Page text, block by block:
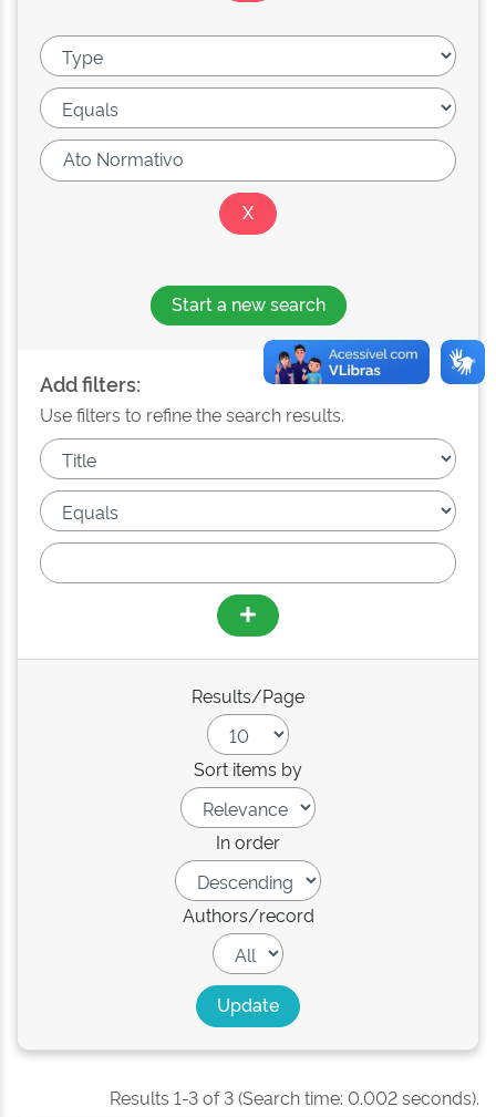
Start a new search
Add filters:
Use filters to refine the search results.
Results/Page
Sort items by
In order
Authors/record
Results 1-3 of 3 (Search time: 0.002 seconds).